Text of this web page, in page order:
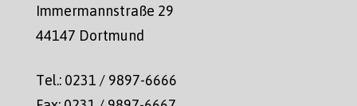
Immermannstraße 29
44147 Dortmund
Tel.: 0231 / 9897-6666